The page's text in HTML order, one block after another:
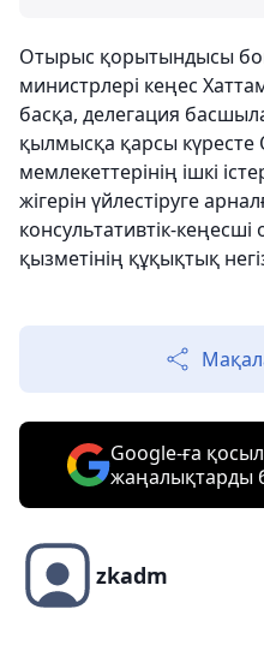
Отырыс қорытындысы
министрлері кеңес
басқа, делегация
қылмысқа қарсы күресте
мемлекеттерінің ішкі
жігерін үйлестіруге
консультативтік-
қызметінің құқықтық
Google-ға
жаңалықтарды
zkadm